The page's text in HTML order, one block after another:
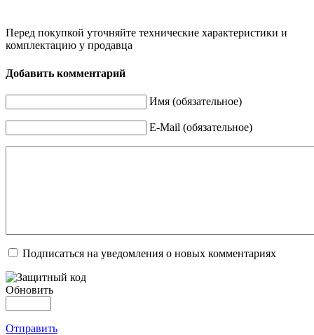
Перед покупкой уточняйте технические характеристики и
комплектацию у продавца
Добавить комментарий
Имя (обязательное)
E-Mail (обязательное)
Подписаться на уведомления о новых комментариях
Обновить
Отправить